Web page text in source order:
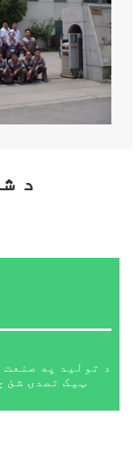
د
د تولید په
ټیک تصدۍ شئ